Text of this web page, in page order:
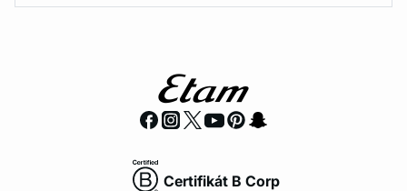
Certifikát B Corp